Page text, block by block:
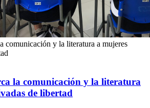
comunicación y la literatura a mujeres
la comunicación y la literatura
de libertad